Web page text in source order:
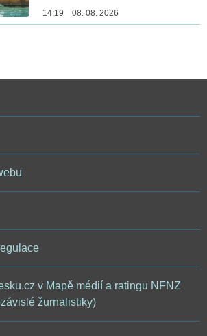
14:19 08. 08. 2026
v Mapě médií a ratingu NFNZ
žurnalistiky)